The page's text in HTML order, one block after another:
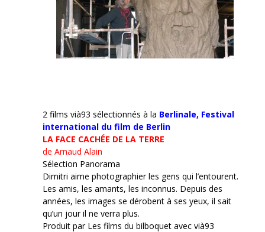
2 films vià93 sélectionnés à la Berlinale, Festival
international du film de Berlin
LA FACE CACHÉE DE LA TERRE
de Arnaud Alain
Sélection Panorama
Dimitri aime photographier les gens qui l’entourent.
Les amis, les amants, les inconnus. Depuis des
années, les images se dérobent à ses yeux, il sait
qu’un jour il ne verra plus.
Produit par Les films du bilboquet avec vià93